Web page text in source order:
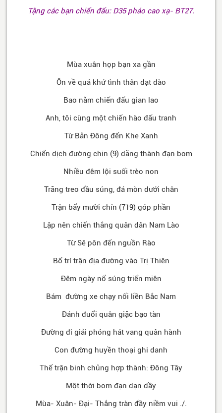
Tặng các bạn chiến đấu: D35 pháo cao xạ- BT27.
Mùa xuân họp bạn xa gần
Ôn về quá khứ tình thân dạt dào
Bao năm chiến đấu gian lao
Anh, tôi cùng một chiến hào đấu tranh
Từ Bản Đông đến Khe Xanh
Chiến dịch đường chin (9) dăng thành đạn bom
Nhiều đêm lội suối trèo non
Trăng treo đầu súng, đá mòn dưới chân
Trận bẩy mười chín (719) góp phần
Lập nên chiến thắng quân dân Nam Lào
Từ Sê pôn đến nguồn Rào
Bố trí trận địa đường vào Trị Thiên
Đêm ngày nổ súng triển miên
Bám đường xe chạy nối liền Bắc Nam
Đánh đuổi quân giặc bạo tàn
Đường đi giải phóng hát vang quân hành
Con đường huyền thoại ghi danh
Thế trận binh chủng hợp thành: Đông Tây
Một thời bom đạn dạn dầy
Mùa- Xuân- Đại- Thắng tràn đầy niềm vui ./.